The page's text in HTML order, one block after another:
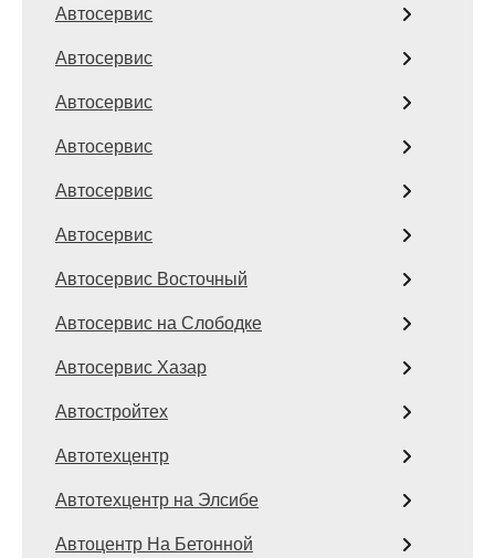
Автосервис
Автосервис
Автосервис
Автосервис
Автосервис
Автосервис
Автосервис Восточный
Автосервис на Слободке
Автосервис Хазар
Автостройтех
Автотехцентр
Автотехцентр на Элсибе
Автоцентр На Бетонной